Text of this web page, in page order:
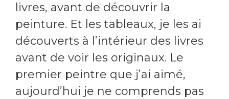
livres, avant de découvrir la
peinture. Et les tableaux, je les ai
découverts à l’intérieur des livres
avant de voir les originaux. Le
premier peintre que j’ai aimé,
aujourd’hui je ne comprends pas